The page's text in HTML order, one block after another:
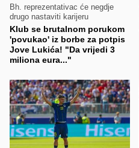
Bh. reprezentativac će negdje
drugo nastaviti karijeru
Klub se brutalnom porukom
'povukao' iz borbe za potpis
Jove Lukića! "Da vrijedi 3
miliona eura..."